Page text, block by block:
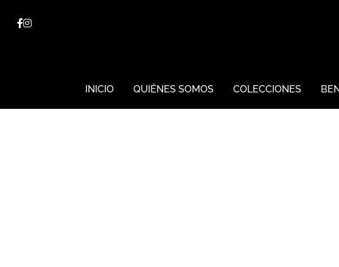
INICIO QUIÉNES SOMOS COLECCIONES
INICIO QUIÉNES SOMOS COLECCIONES